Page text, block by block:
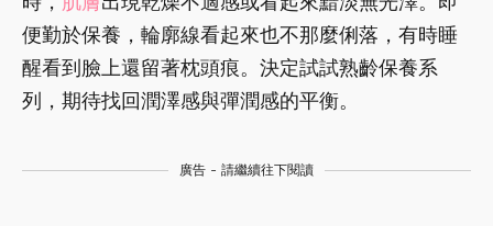
便勤於保養，輪廓線看起來也不那麼俐落，有時睡
醒看到臉上還留著枕頭痕。決定試試熟齡保養系
列，期待找回潤澤感與彈潤感的平衡。
廣告 - 請繼續往下閱讀